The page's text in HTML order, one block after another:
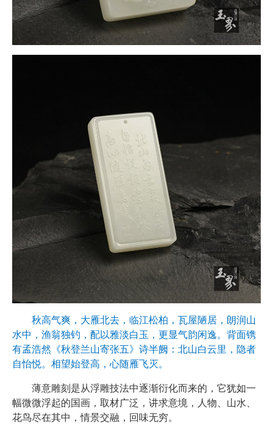
秋高气爽，大雁北去，临江松柏，瓦屋陋居，朗润山
水中，渔翁独钓，配以雅淡白玉，更显气韵闲逸。背面镌
有孟浩然《秋登兰山寄张五》诗半阙：北山白云里，隐者
自怡悦。相望始登高，心随雁飞灭。
薄意雕刻是从浮雕技法中逐渐衍化而来的，它犹如一
幅微微浮起的国画，取材广泛，讲求意境，人物、山水、
花鸟尽在其中，情景交融，回味无穷。